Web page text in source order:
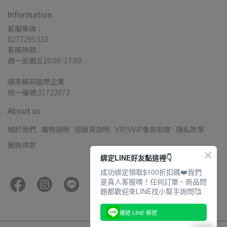
Information
客服專線：
0277295333
客服時間：
週一至週五10:00-17:00
蘋果蘇菲國際企業
統一編號:31722072
About us
關於我們 購物說明 退換貨說明 VIP/VVIP會員制度 隱私政策
服務條款
綁定LINE好友點這裡👇
成功綁定領取$100折扣碼❤️我們
是真人客服唷！任何訂單、商品問
題都歡迎來LINE找小幫手詢問🥰
連結 LINE 帳號